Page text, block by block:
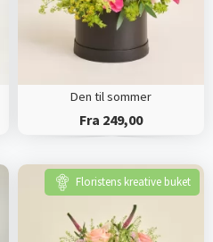
Den til sommer
Fra 249,00
Floristens kreative buket